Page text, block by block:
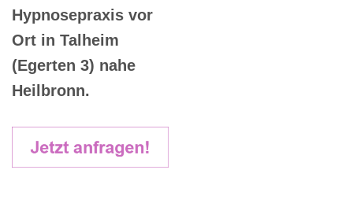
Hypnosepraxis vor
Ort in Talheim
(Egerten 3) nahe
Heilbronn.